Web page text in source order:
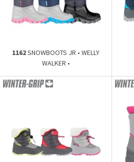
1162SNOWBOOTS JR • WELLY
WALKER •